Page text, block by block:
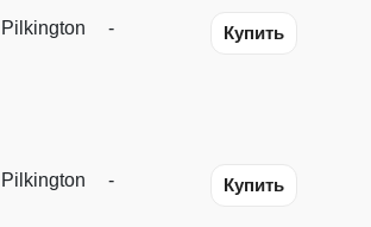
Pilkington - Купить
Pilkington - Купить